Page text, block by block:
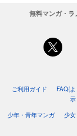
無料マンガ・ラ
ご利用ガイド FAQ(
示
少年・青年マンガ
少